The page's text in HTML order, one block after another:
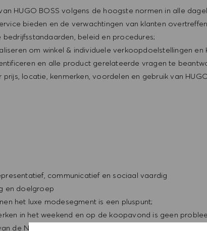
HUGO BOSS volgens de hoogste normen in alle
bieden en de verwachtingen van klanten
beleid en procedures;
om winkel & individuele verkoopdoelstellingen en
en alle product gerelateerde vragen te
locatie, kenmerken, voordelen en gebruik van
communicatief en sociaal vaardig
en doelgroep
het luxe modesegment is een pluspunt;
in het weekend en op de koopavond is geen
de Nederlandse taal; kennis van Engels en Frans is een